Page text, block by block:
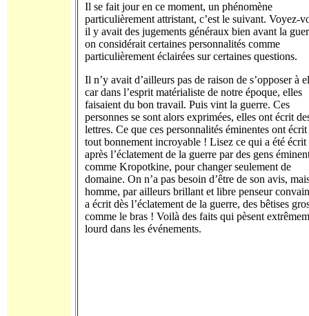
Il se fait jour en ce moment, un phénomène
particulièrement attristant, c’est le suivant. Voyez-
il y avait des jugements généraux bien avant la
on considérait certaines personnalités comme
particulièrement éclairées sur certaines questions.
Il n’y avait d’ailleurs pas de raison de s’opposer à
car dans l’esprit matérialiste de notre époque, elles
faisaient du bon travail. Puis vint la guerre. Ces
personnes se sont alors exprimées, elles ont écrit
lettres. Ce que ces personnalités éminentes ont écrit
tout bonnement incroyable ! Lisez ce qui a été écrit
après l’éclatement de la guerre par des gens
comme Kropotkine, pour changer seulement de
domaine. On n’a pas besoin d’être de son avis,
homme, par ailleurs brillant et libre penseur
a écrit dès l’éclatement de la guerre, des bêtises
comme le bras ! Voilà des faits qui pèsent
lourd dans les événements.